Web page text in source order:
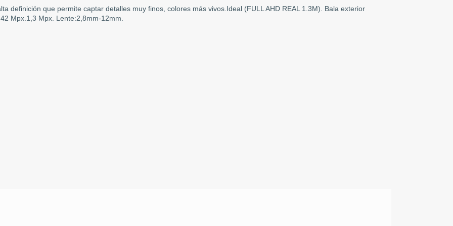
definición que permite captar detalles muy finos, colores más vivos.Ideal (FULL AHD REAL 1.3M). Bala exterior
Mpx.1,3 Mpx. Lente:2,8mm-12mm.